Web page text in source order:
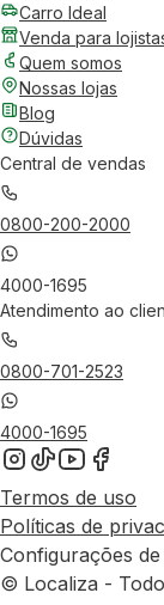
Carro Ideal
Venda para
Quem somos
Nossas lojas
Blog
Dúvidas
Central de vendas
0800-200-2000
4000-1695
Atendimento ao
0800-701-2523
4000-1695
Termos de uso
Políticas de
Configurações
© Localiza -